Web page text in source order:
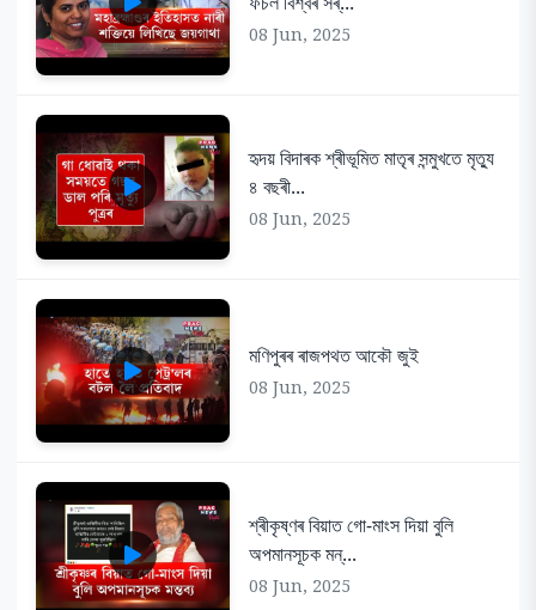
08 Jun, 2025
হৃদয় বিদাৰক শ্ৰীভূমিত মাতৃৰ সন্মুখতে মৃত্যু
৪ বছৰী...
08 Jun, 2025
মণিপুৰৰ ৰাজপথত আকৌ জুই
08 Jun, 2025
শ্ৰীকৃষ্ণৰ বিয়াত গো-মাংস দিয়া বুলি
অপমানসূচক মন্...
08 Jun, 2025